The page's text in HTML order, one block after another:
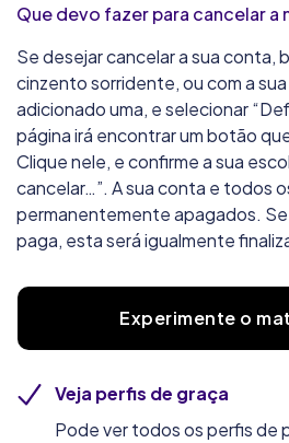
Que devo fazer para cancelar a
Se desejar cancelar a sua conta,
cinzento sorridente, ou com a
adicionado uma, e selecionar
página irá encontrar um botão
Clique nele, e confirme a sua
cancelar…”. A sua conta e todos
permanentemente apagados. Se
paga, esta será igualmente
Experimente o
Veja perfis de graça
Pode ver todos os perfis de